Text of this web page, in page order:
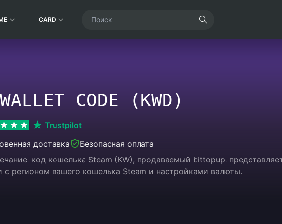
CARD
CODE (KWD)
Trustpilot
доставка
Безопасная оплата
код кошелька Steam (KW), продаваемый bittopup,
с регионом вашего кошелька Steam и настройками валюты.